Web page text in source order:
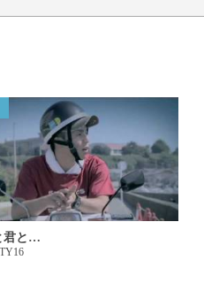
うに
君と…